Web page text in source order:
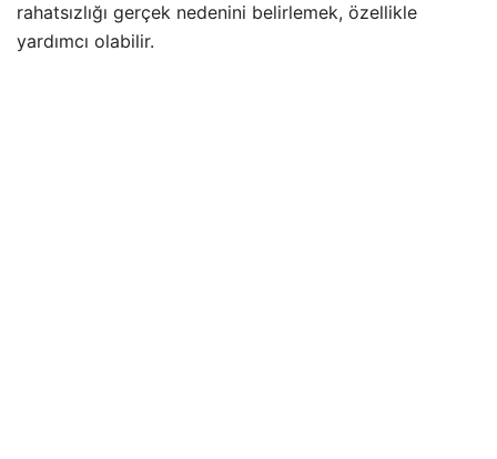
rahatsızlığı gerçek nedenini belirlemek, özellikle
yardımcı olabilir.